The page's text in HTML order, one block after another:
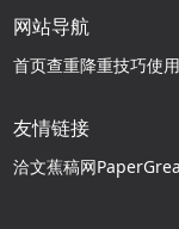
网站导航
首页查重降重技巧使
友情链接
洽文蕉稿网